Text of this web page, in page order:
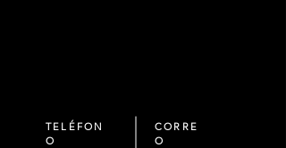
TELÉFON
O
CORRE
O